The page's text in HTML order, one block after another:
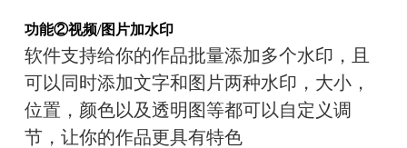
功能②视频/图片加水印
软件支持给你的作品批量添加多个水印，且
可以同时添加文字和图片两种水印，大小，
位置，颜色以及透明图等都可以自定义调
节，让你的作品更具有特色